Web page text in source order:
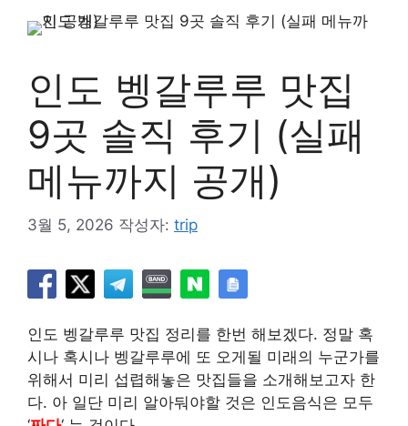
인도 벵갈루루 맛집
9곳 솔직 후기 (실패
메뉴까지 공개)
3월 5, 2026 작성자: trip
인도 벵갈루루 맛집 정리를 한번 해보겠다. 정말 혹
시나 혹시나 벵갈루루에 또 오게될 미래의 누군가를
위해서 미리 섭렵해놓은 맛집들을 소개해보고자 한
다. 아 일단 미리 알아둬야할 것은 인도음식은 모두